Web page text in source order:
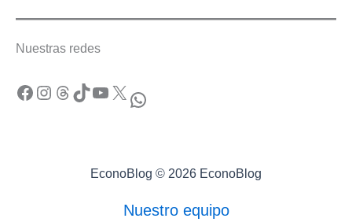
Nuestras redes
Facebook Instagram Threads TikTok YouTube X WhatsApp
EconoBlog © 2026 EconoBlog
Nuestro equipo